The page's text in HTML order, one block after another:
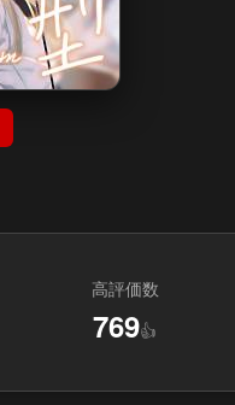
高評価数
769👍